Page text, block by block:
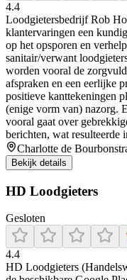
4.4
Loodgietersbedrijf Rob
klantervaringen een
op het opsporen en
sanitair/verwant
worden vooral de
afspraken en een eerlijke
positieve kanttekeningen
(enige vorm van) nazorg.
vooral gaat over
berichten, wat resulteerde
Charlotte de
Bekijk details
HD Loodgieters
Gesloten
4.4
HD Loodgieters